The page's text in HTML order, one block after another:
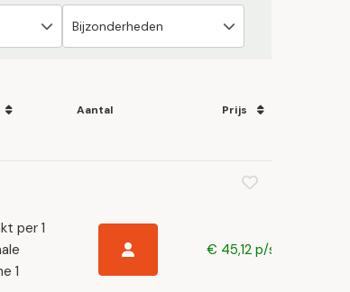
Aantal Prijs
per 1
1
€ 45,12 p/s